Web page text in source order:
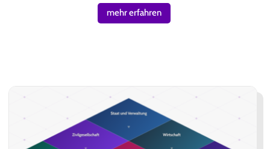
mehr erfahren